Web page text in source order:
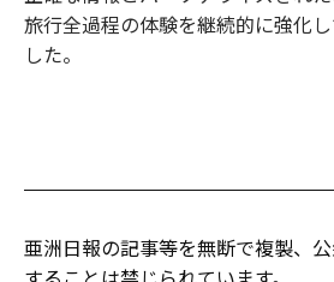
旅行全過程の体験を継続的に強化
した。
亜洲日報の記事等を無断で複製、